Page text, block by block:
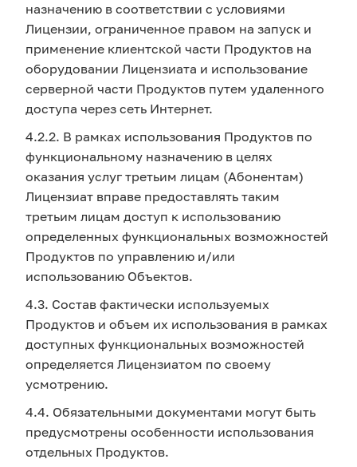
назначению в соответствии с условиями
Лицензии, ограниченное правом на запуск и
применение клиентской части Продуктов на
оборудовании Лицензиата и использование
серверной части Продуктов путем удаленного
доступа через сеть Интернет.
4.2.2. В рамках использования Продуктов по
функциональному назначению в целях
оказания услуг третьим лицам (Абонентам)
Лицензиат вправе предоставлять таким
третьим лицам доступ к использованию
определенных функциональных возможностей
Продуктов по управлению и/или
использованию Объектов.
4.3. Состав фактически используемых
Продуктов и объем их использования в рамках
доступных функциональных возможностей
определяется Лицензиатом по своему
усмотрению.
4.4. Обязательными документами могут быть
предусмотрены особенности использования
отдельных Продуктов.